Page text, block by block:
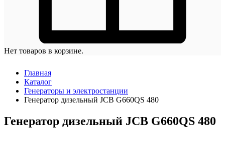
Нет товаров в корзине.
Главная
Каталог
Генераторы и электростанции
Генератор дизельный JCB G660QS 480
Генератор дизельный JCB G660QS 480